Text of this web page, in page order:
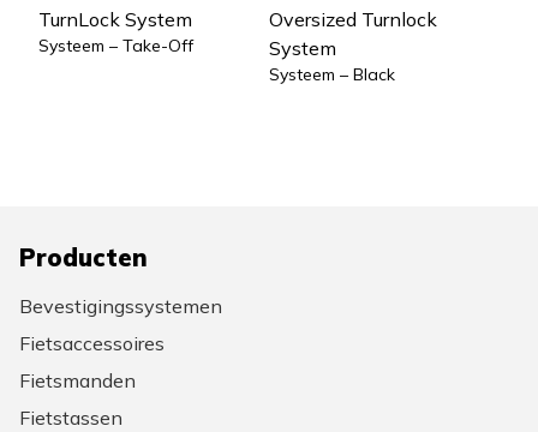
TurnLock System
Systeem – Take-Off
Oversized Turnlock
System
Systeem – Black
Producten
Bevestigingssystemen
Fietsaccessoires
Fietsmanden
Fietstassen